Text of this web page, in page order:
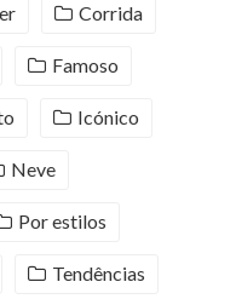
Corrida
Famoso
Icónico
Neve
Por estilos
Tendências